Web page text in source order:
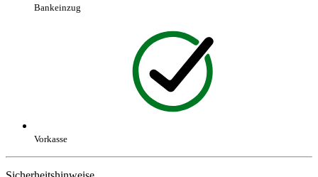
Bankeinzug
Vorkasse